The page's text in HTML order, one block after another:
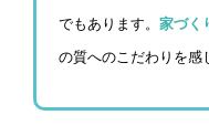
でもあります。 家づく
の質へのこだわりを感